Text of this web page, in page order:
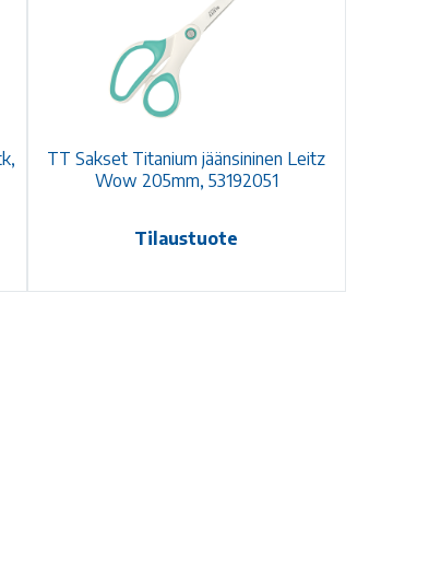
TT Sakset Titanium jäänsininen Leitz
Wow 205mm, 53192051
Tilaustuote